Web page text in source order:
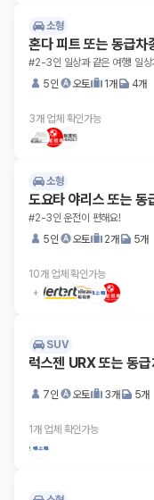
소형
혼다 피트 또는 동급차
#2-3인 일상과 같은 여행! 일상
5인
오토 1개 4개
3개 업체 확인가능
소형
도요타 야리스 또는 동
#2-3인 운전이 편해요!
5인
오토 2개 5개
10개 업체 확인가능
SUV
럭스젠 URX 또는 동
7인 오토 3개 5개
1개 업체 확인가능